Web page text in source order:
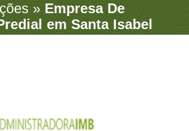
» Empresa De
em Santa Isabel